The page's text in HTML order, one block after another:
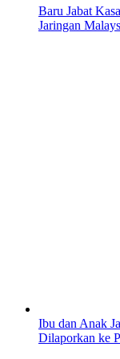
Baru Jabat
Jaringan
Ibu dan Anak
Dilaporkan ke